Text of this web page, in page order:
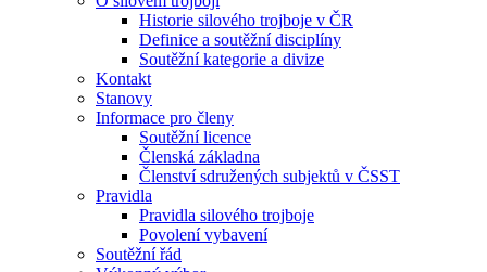
Historie silového trojboje v ČR
Definice a soutěžní disciplíny
Soutěžní kategorie a divize
Kontakt
Stanovy
Informace pro členy
Soutěžní licence
Členská základna
Členství sdružených subjektů v ČSST
Pravidla
Pravidla silového trojboje
Povolení vybavení
Soutěžní řád